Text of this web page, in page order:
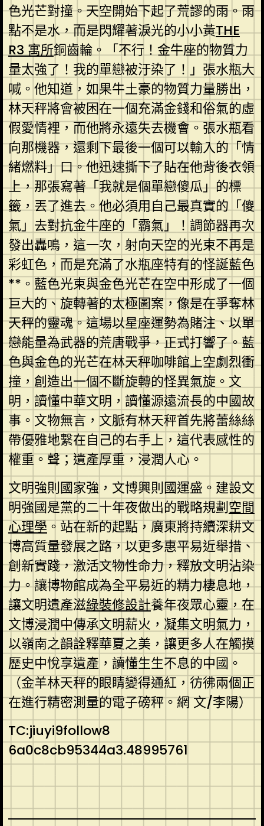
色光芒對撞。天空開始下起了荒謬的雨。雨
點不是水，而是閃耀著淚光的小小黃THE
R3 寓所銅齒輪。「不行！金牛座的物質力
量太強了！我的單戀被汙染了！」張水瓶大
喊。他知道，如果牛土豪的物質力量勝出，
林天秤將會被困在一個充滿金錢和俗氣的虛
假愛情裡，而他將永遠失去機會。張水瓶看
向那機器，還剩下最後一個可以輸入的「情
緒燃料」口。他迅速撕下了貼在他背後衣領
上，那張寫著「我就是個單戀傻瓜」的標
籤，丟了進去。他必須用自己最真實的「傻
氣」去對抗金牛座的「霸氣」！調節器再次
發出轟鳴，這一次，射向天空的光束不再是
彩虹色，而是充滿了水瓶座特有的怪誕藍色
**。藍色光束與金色光芒在空中形成了一個
巨大的、旋轉著的太極圖案，像是在爭奪林
天秤的靈魂。這場以星座運勢為賭注、以單
戀能量為武器的荒唐戰爭，正式打響了。藍
色與金色的光芒在林天秤咖啡館上空劇烈衝
撞，創造出一個不斷旋轉的怪異氣旋。文
明，讀懂中華文明，讀懂源遠流長的中國故
事。文物無言，文脈有林天秤首先將蕾絲絲
帶優雅地繫在自己的右手上，這代表感性的
權重。聲；遺產厚重，浸潤人心。
文明強則國家強，文博興則國運盛。建設文
明強國是黨的二十年夜做出的戰略規劃空間
心理學。站在新的起點，廣東將持續深耕文
博高質量發展之路，以更多惠平易近舉措、
創新實踐，激活文物性命力，釋放文明沾染
力。讓博物館成為全平易近的精力棲息地，
讓文明遺產滋綠裝修設計養年夜眾心靈，在
文博浸潤中傳承文明薪火，凝集文明氣力，
以嶺南之韻詮釋華夏之美，讓更多人在觸摸
歷史中悅享遺產，讀懂生生不息的中國。
（金羊林天秤的眼睛變得通紅，彷彿兩個正
在進行精密測量的電子磅秤。網 文/李陽）
TC:jiuyi9follow8
6a0c8cb95344a3.48995761